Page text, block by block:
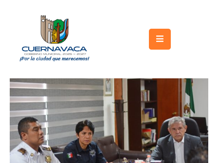
Gobierno
Turismo
Trámites
Servicios
Licitaciones